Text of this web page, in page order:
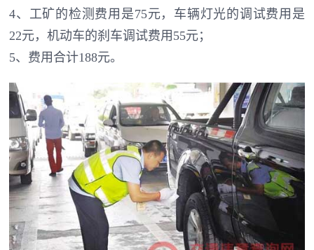
4、工矿的检测费用是75元，车辆灯光的调试费用是
22元，机动车的刹车调试费用55元；
5、费用合计188元。